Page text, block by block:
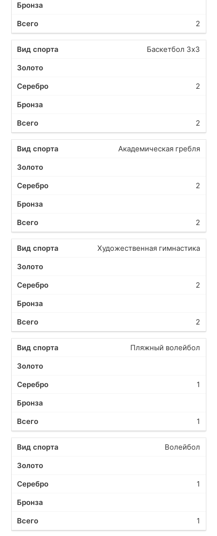
2
Баскетбол 3х3
2
2
Академическая гребля
2
2
Художественная гимнастика
2
2
Пляжный волейбол
1
1
Волейбол
1
1